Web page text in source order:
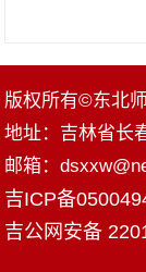
版权所有©东北
地址：吉林省长
邮箱：
吉ICP备
吉公网安备